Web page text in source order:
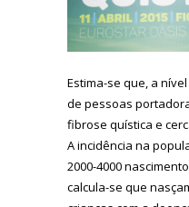
Estima-se que, a
de pessoas
fibrose quística e
A incidência na
2000-4000
calcula-se que